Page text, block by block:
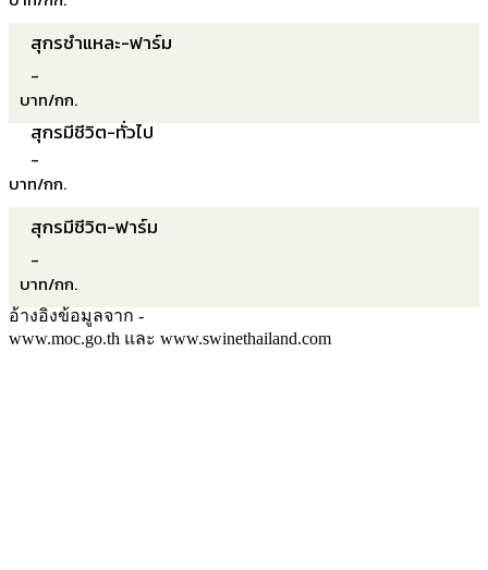
สุกรชำแหละ-ฟาร์ม
-
บาท/กก.
สุกรมีชีวิต-ทั่วไป
-
บาท/กก.
สุกรมีชีวิต-ฟาร์ม
-
บาท/กก.
อ้างอิงข้อมูลจาก -
www.moc.go.th และ www.swinethailand.com